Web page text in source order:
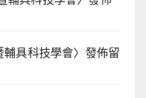
輔具科技學會〉發佈留